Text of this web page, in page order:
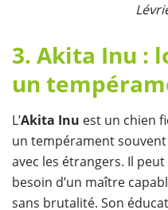
3. Akita Inu :
un
L’Akita Inu est un chien
un tempérament souvent
avec les étrangers. Il
besoin d’un maître
sans brutalité. Son